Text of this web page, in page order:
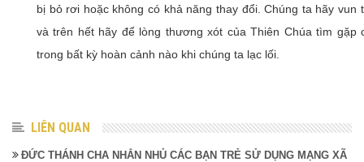
bị bỏ rơi hoặc không có khả năng thay đổi. Chúng ta hãy
và trên hết hãy để lòng thương xót của Thiên Chúa tìm
trong bất kỳ hoàn cảnh nào khi chúng ta lạc lối.
LIÊN QUAN
ĐỨC THÁNH CHA NHẮN NHỦ CÁC BẠN TRẺ SỬ DỤNG MẠNG XÃ